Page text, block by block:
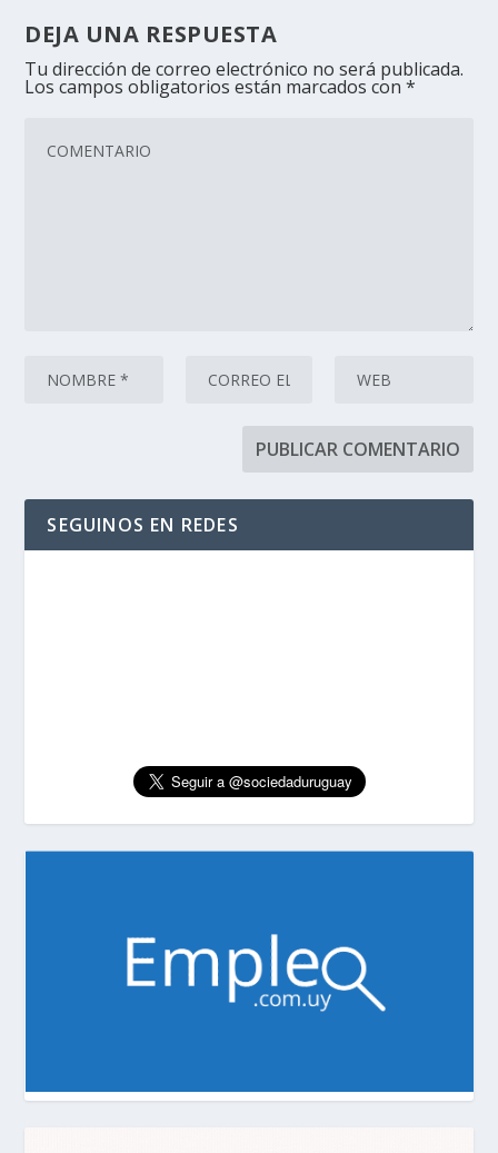
DEJA UNA RESPUESTA
Tu dirección de correo electrónico no será publicada.
Los campos obligatorios están marcados con*
SEGUINOS EN REDES